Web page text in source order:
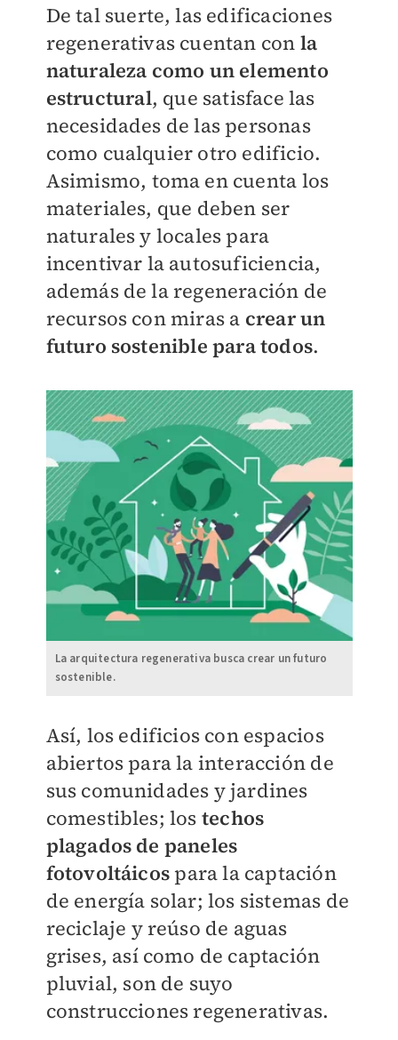
De tal suerte, las edificaciones
regenerativas cuentan con la
naturaleza como un elemento
estructural, que satisface las
necesidades de las personas
como cualquier otro edificio.
Asimismo, toma en cuenta los
materiales, que deben ser
naturales y locales para
incentivar la autosuficiencia,
además de la regeneración de
recursos con miras a crear un
futuro sostenible para todos.
La arquitectura regenerativa busca crear un futuro
sostenible.
Así, los edificios con espacios
abiertos para la interacción de
sus comunidades y jardines
comestibles; los techos
plagados de paneles
fotovoltáicos para la captación
de energía solar; los sistemas de
reciclaje y reúso de aguas
grises, así como de captación
pluvial, son de suyo
construcciones regenerativas.